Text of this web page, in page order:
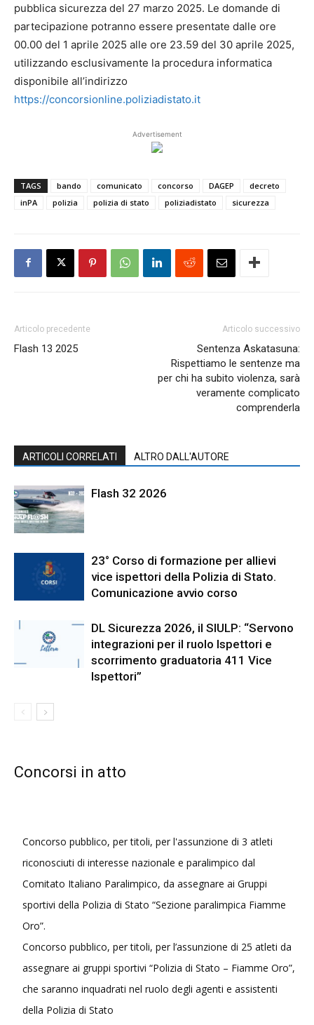
pubblica sicurezza del 27 marzo 2025. Le domande di
partecipazione potranno essere presentate dalle ore
00.00 del 1 aprile 2025 alle ore 23.59 del 30 aprile 2025,
utilizzando esclusivamente la procedura informatica
disponibile all’indirizzo
https://concorsionline.poliziadistato.it
Advertisement
TAGS bando comunicato concorso DAGEP
decreto
inPA
polizia polizia di stato poliziadistato sicurezza
Articolo precedente
Flash 13 2025
Articolo successivo
Sentenza Askatasuna:
Rispettiamo le sentenze ma
per chi ha subito violenza, sarà
veramente complicato
comprenderla
ARTICOLI CORRELATI ALTRO DALL'AUTORE
Flash 32 2026
23° Corso di formazione per allievi
vice ispettori della Polizia di Stato.
Comunicazione avvio corso
DL Sicurezza 2026, il SIULP: “Servono
integrazioni per il ruolo Ispettori e
scorrimento graduatoria 411 Vice
Ispettori”
Concorsi in atto
Concorso pubblico, per titoli, per l'assunzione di 3 atleti
riconosciuti di interesse nazionale e paralimpico dal
Comitato Italiano Paralimpico, da assegnare ai Gruppi
sportivi della Polizia di Stato “Sezione paralimpica Fiamme
Oro”.
Concorso pubblico, per titoli, per l’assunzione di 25 atleti da
assegnare ai gruppi sportivi “Polizia di Stato – Fiamme Oro”,
che saranno inquadrati nel ruolo degli agenti e assistenti
della Polizia di Stato